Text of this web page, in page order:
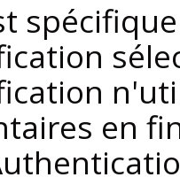
en